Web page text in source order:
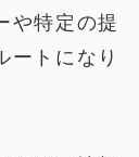
や特定の提
ートになり